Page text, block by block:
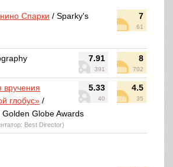
7
61
Спарки / Sparky's
7.91
391
8
702
5.33
40
4.5
35
глобус» /
Globe Awards
Best Director)